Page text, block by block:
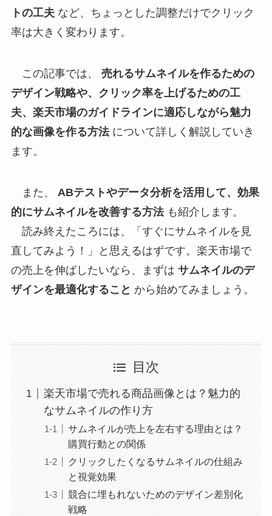
トの工夫など、ちょっとした調整だけでクリック
率は大きく変わります。
この記事では、 売れるサムネイルを作るための
デザイン戦略や、クリック率を上げるための工
夫、楽天市場のガイドラインに適応しながら魅力
的な画像を作る方法について詳しく解説していき
ます。
また、 ABテストやデータ分析を活用して、効果
的にサムネイルを改善する方法も紹介します。
読み終えたころには、「すぐにサムネイルを見
直してみよう！」と思えるはずです。楽天市場で
の売上を伸ばしたいなら、まずは サムネイルのデ
ザインを最適化すること から始めてみましょう。
目次
楽天市場で売れる商品画像とは？魅力的
なサムネイルの作り方
サムネイルが売上を左右する理由とは？
購買行動との関係
クリックしたくなるサムネイルの仕組み
と視覚効果
競合に埋もれないためのデザイン差別化
戦略